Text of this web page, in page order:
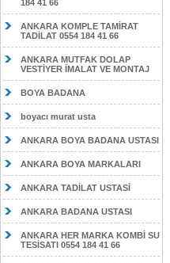
184 41 66
ANKARA KOMPLE TAMİRAT
TADİLAT 0554 184 41 66
ANKARA MUTFAK DOLAP
VESTİYER İMALAT VE MONTAJ
BOYA BADANA
boyacı murat usta
ANKARA BOYA BADANA USTASI
ANKARA BOYA MARKALARI
ANKARA TADİLAT USTASİ
ANKARA BADANA USTASI
ANKARA HER MARKA KOMBİ SU
TESİSATI 0554 184 41 66